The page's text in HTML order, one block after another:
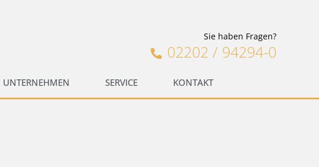
Sie haben Fragen?
02202 / 94294-0
UNTERNEHMEN SERVICE KONTAKT